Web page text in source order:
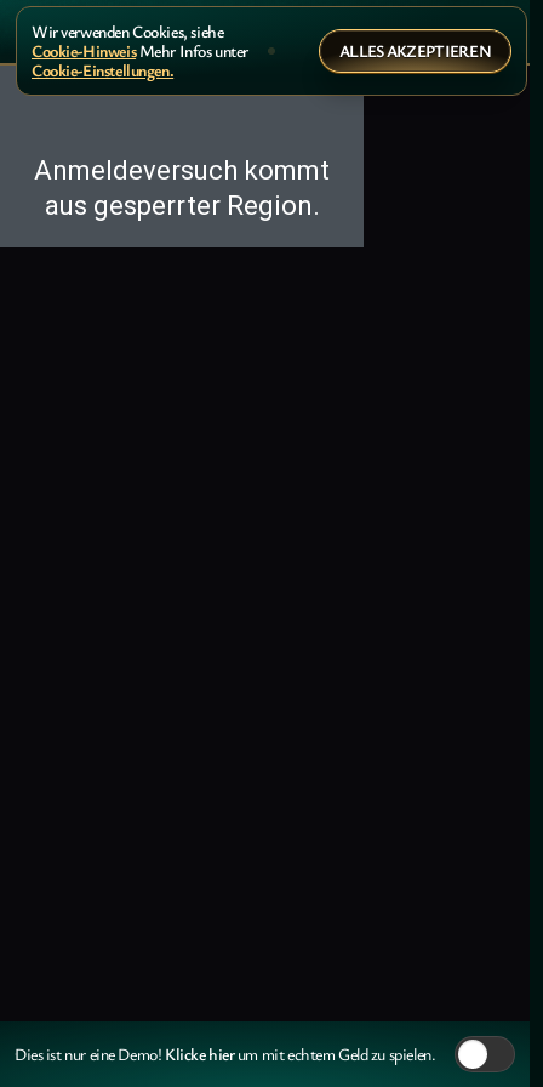
Dies ist nur eine Demo! Klicke hierum mit echtem Geld zu spielen.
Wir verwenden Cookies, siehe
Cookie-HinweisMehr Infos unter
Cookie-Einstellungen.
ALLES AKZEPTIEREN